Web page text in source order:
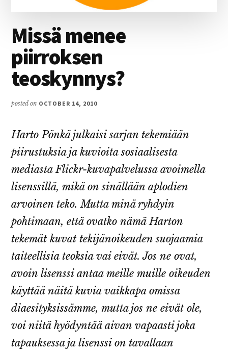
Missä menee
piirroksen
teoskynnys?
posted on OCTOBER 14, 2010
Harto Pönkä julkaisi sarjan tekemiään
piirustuksia ja kuvioita sosiaalisesta
mediasta Flickr-kuvapalvelussa avoimella
lisenssillä, mikä on sinällään aplodien
arvoinen teko. Mutta minä ryhdyin
pohtimaan, että ovatko nämä Harton
tekemät kuvat tekijänoikeuden suojaamia
taiteellisia teoksia vai eivät. Jos ne ovat,
avoin lisenssi antaa meille muille oikeuden
käyttää näitä kuvia vaikkapa omissa
diaesityksissämme, mutta jos ne eivät ole,
voi niitä hyödyntää aivan vapaasti joka
tapauksessa ja lisenssi on tavallaan